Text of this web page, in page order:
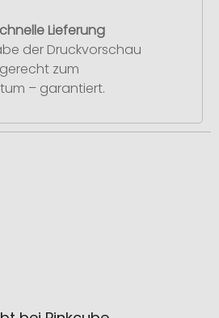
Lieferung
der Druckvorschau
zum
– garantiert.